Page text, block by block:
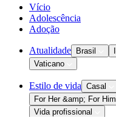
Vício
Adolescência
Adoção
Atualidade Brasil
Vaticano
Estilo de vida Casal
For Her &amp; For Him
Vida profissional